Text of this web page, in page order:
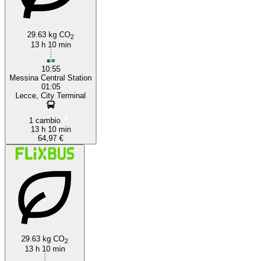
29.63 kg CO2
13 h 10 min
10:55
Messina Central Station
01:05
Lecce, City Terminal
1 cambio
13 h 10 min
64,97 €
29.63 kg CO2
13 h 10 min